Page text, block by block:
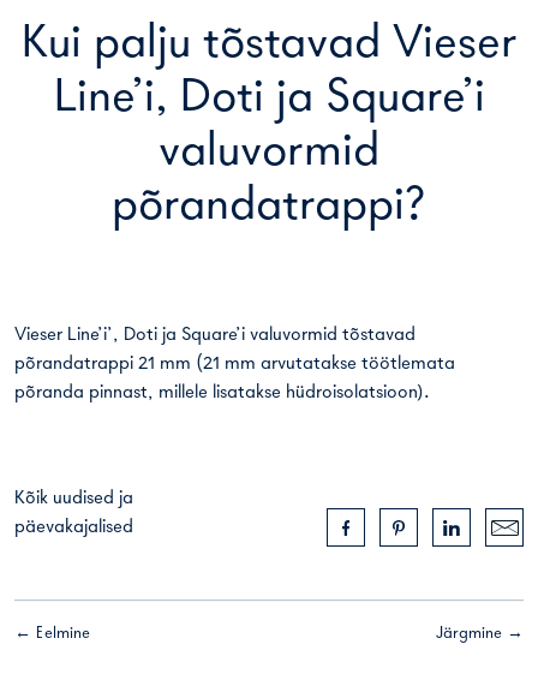
Kui palju tõstavad Vieser
Line’i, Doti ja Square’i
valuvormid
põrandatrappi?
Vieser Line’i’, Doti ja Square’i valuvormid tõstavad
põrandatrappi 21 mm (21 mm arvutatakse töötlemata
põranda pinnast, millele lisatakse hüdroisolatsioon).
Kõik uudised ja
päevakajalised
Järgmine →
← Eelmine